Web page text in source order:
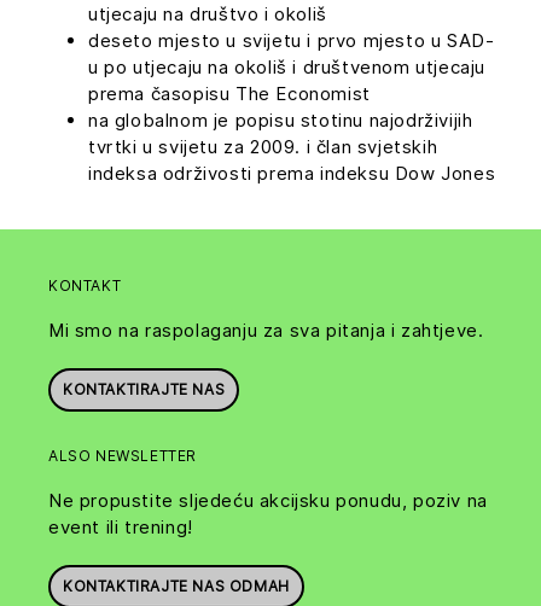
utjecaju na društvo i okoliš
deseto mjesto u svijetu i prvo mjesto u SAD-
u po utjecaju na okoliš i društvenom utjecaju
prema časopisu The Economist
na globalnom je popisu stotinu najodrživijih
tvrtki u svijetu za 2009. i član svjetskih
indeksa održivosti prema indeksu Dow Jones
KONTAKT
Mi smo na raspolaganju za sva pitanja i zahtjeve.
KONTAKTIRAJTE NAS
ALSO NEWSLETTER
Ne propustite sljedeću akcijsku ponudu, poziv na
event ili trening!
KONTAKTIRAJTE NAS ODMAH